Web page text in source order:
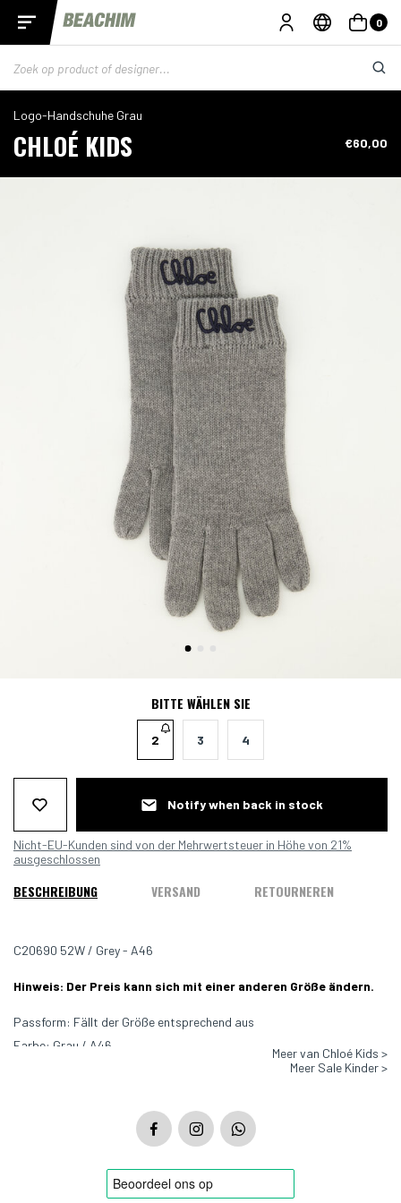
0
Logo-Handschuhe Grau
CHLOÉ KIDS €60,00
BITTE WÄHLEN SIE
2 3 4
Notify when back in stock
Nicht-EU-Kunden sind von der Mehrwertsteuer in Höhe von 21%
ausgeschlossen
BESCHREIBUNG VERSAND RETOURNEREN
C20690 52W / Grey - A46
Hinweis: Der Preis kann sich mit einer anderen Größe ändern.
Passform: Fällt der Größe entsprechend aus
Farbe: Grau / A46
Meer van Chloé Kids >
Meer Sale Kinder >